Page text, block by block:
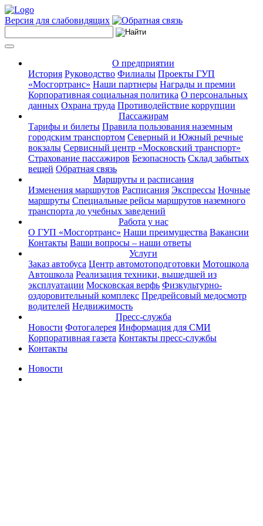
Версия для слабовидящих
О предприятии
История Руководство Филиалы Проекты ГУП
«Мосгортранс» Наши партнеры Награды и премии
Корпоративная социальная политика О персональных
данных Охрана труда Противодействие коррупции
Пассажирам
Тарифы и билеты Правила пользования наземным
городским транспортом Северный и Южный речные
вокзалы Сервисный центр «Московский транспорт»
Страхование пассажиров Безопасность Склад забытых
вещей Обратная связь
Маршруты и расписания
Изменения маршрутов Расписания Экспрессы Ночные
маршруты Специальные рейсы маршрутов наземного
транспорта до учебных заведений
Работа у нас
О ГУП «Мосгортранс» Наши преимущества Вакансии
Контакты Ваши вопросы – наши ответы
Услуги
Заказ автобуса Центр автомотоподготовки Мотошкола
Автошкола Реализация техники, вышедшей из
эксплуатации Московская верфь Физкультурно-
оздоровительный комплекс Предрейсовый медосмотр
водителей Недвижимость
Пресс-служба
Новости Фотогалерея Информация для СМИ
Корпоративная газета Контакты пресс-службы
Контакты
Новости